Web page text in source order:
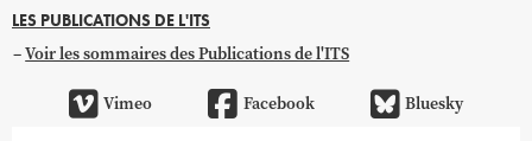
LES PUBLICATIONS DE L'ITS
Voir les sommaires des Publications de l'ITS
Vimeo Facebook Bluesky